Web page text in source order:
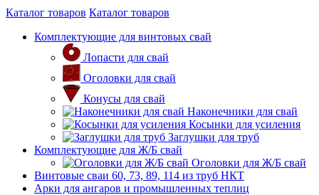
Каталог товаров Каталог товаров
Комплектующие для винтовых свай
Лопасти для свай
Оголовки для свай
Конусы для свай
Наконечники для свай
Косынки для усиления
Заглушки для труб
Комплектующие для Ж/Б свай
Оголовки для Ж/Б свай
Винтовые сваи 60, 73, 89, 114 из труб НКТ
Арки для ангаров и промышленных теплиц